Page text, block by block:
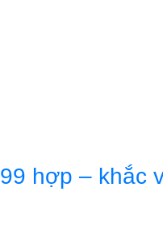
hợp – khắc